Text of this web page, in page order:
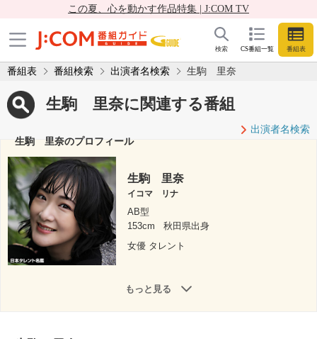
この夏、心を動かす作品特集 | J:COM TV
CS番組一覧 番組表
検索
番組表 番組検索 出演者名検索 生駒 里奈
生駒 里奈に関連する番組
出演者名検索
生駒 里奈のプロフィール
生駒 里奈
イコマ リナ
AB型
153cm
秋田県出身
女優 タレント
もっと見る